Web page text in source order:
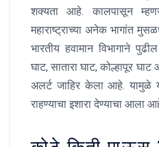
शक्यता आहे. कालपासून
महाराष्ट्राच्या अनेक भागांत
भारतीय हवामान विभागाने
घाट, सातारा घाट, कोल्हापूर
अलर्ट जाहिर केला आहे. यामुळे
राहण्याचा इशारा देण्याचा आला